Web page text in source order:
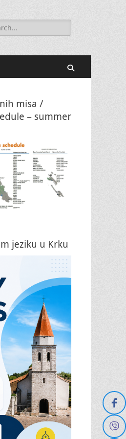
misa /
– summer
jeziku u Krku